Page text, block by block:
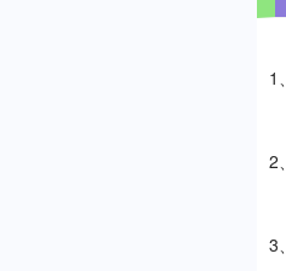
1、
2、
3、